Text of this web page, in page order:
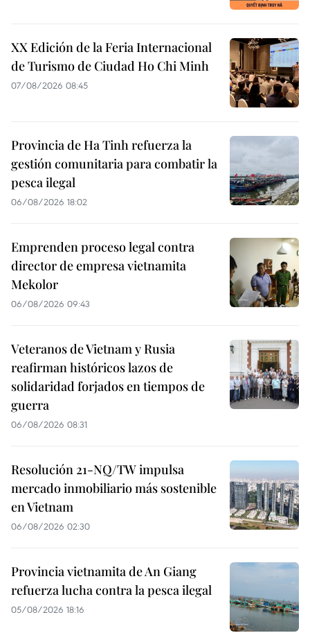
XX Edición de la Feria Internacional
de Turismo de Ciudad Ho Chi Minh
07/08/2026 08:45
Provincia de Ha Tinh refuerza la
gestión comunitaria para combatir la
pesca ilegal
06/08/2026 18:02
Emprenden proceso legal contra
director de empresa vietnamita
Mekolor
06/08/2026 09:43
Veteranos de Vietnam y Rusia
reafirman históricos lazos de
solidaridad forjados en tiempos de
guerra
06/08/2026 08:31
Resolución 21-NQ/TW impulsa
mercado inmobiliario más sostenible
en Vietnam
06/08/2026 02:30
Provincia vietnamita de An Giang
refuerza lucha contra la pesca ilegal
05/08/2026 18:16